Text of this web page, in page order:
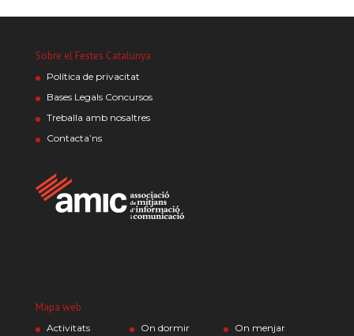
Sobre el Festes Catalunya
Política de privacitat
Bases Legals Concursos
Treballa amb nosaltres
Contacta’ns
Mapa web
Activitats On dormir On menjar